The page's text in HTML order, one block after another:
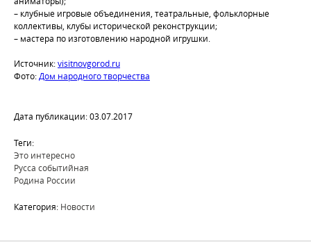
– клубные игровые объединения, театральные, фольклорные
коллективы, клубы исторической реконструкции;
– мастера по изготовлению народной игрушки.
Источник:visitnovgorod.ru
Фото: Дом народного творчества
Дата публикации: 03.07.2017
Теги:
Это интересно
Русса событийная
Родина России
Категория: Новости